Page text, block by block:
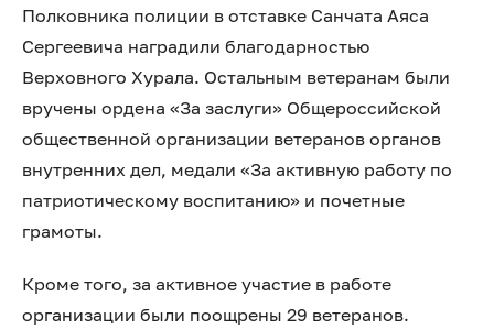
Полковника полиции в отставке Санчата Аяса
Сергеевича наградили благодарностью
Верховного Хурала. Остальным ветеранам были
вручены ордена «За заслуги» Общероссийской
общественной организации ветеранов органов
внутренних дел, медали «За активную работу по
патриотическому воспитанию» и почетные
грамоты.
Кроме того, за активное участие в работе
организации были поощрены 29 ветеранов.